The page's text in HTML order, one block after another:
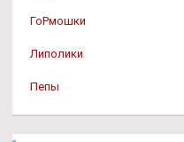
ГоРмошки
Липолики
Пепы